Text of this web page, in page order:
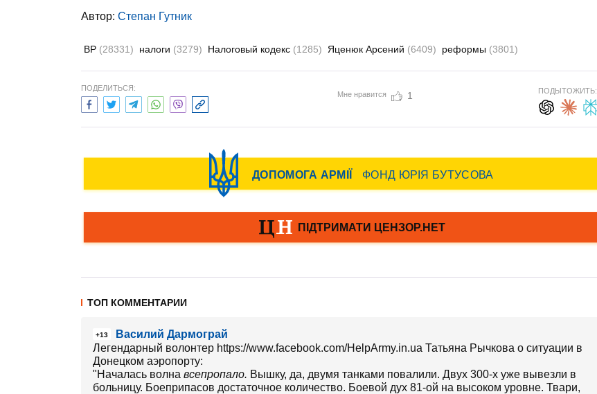
Автор: Степан Гутник
ВР (28331) налоги (3279) Налоговый кодекс (1285) Яценюк Арсений (6409) реформы (3801)
ПОДЕЛИТЬСЯ:
Мне нравится 1 ПОДЫТОЖИТЬ:
ТОП КОММЕНТАРИИ
+13
Василий Дармограй
Легендарный волонтер https://www.facebook.com/HelpArmy.in.ua Татьяна Рычкова о ситуации в
Донецком аэропорту:
"Началась волна всепропало. Вышку, да, двумя танками повалили. Двух 300-х уже вывезли в
больницу. Боеприпасов достаточное количество. Боевой дух 81-ой на высоком уровне. Твари,